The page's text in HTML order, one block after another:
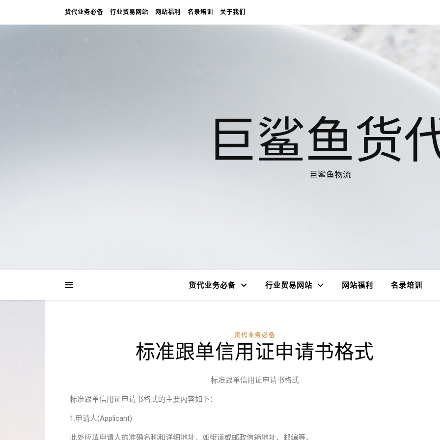
货代业务必备 行业贸易网站 网站福利 名录培训 关于我们
巨鲨鱼货
巨鲨鱼物流
货代业务必备 行业贸易网站 网站福利 名录培训
货代业务必备
标准跟单信用证申请书格式
标准跟单信用证申请书格式
标准跟单信用证申请书格式的主要内容如下：
1.申请人(Applicant)
此处应填申请人的准确名称和详细地址，如街道或邮政信箱地址、邮编等。